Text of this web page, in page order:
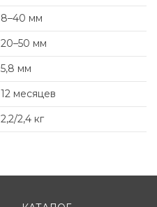
8–40 мм
20–50 мм
5,8 мм
12 месяцев
2,2/2,4 кг